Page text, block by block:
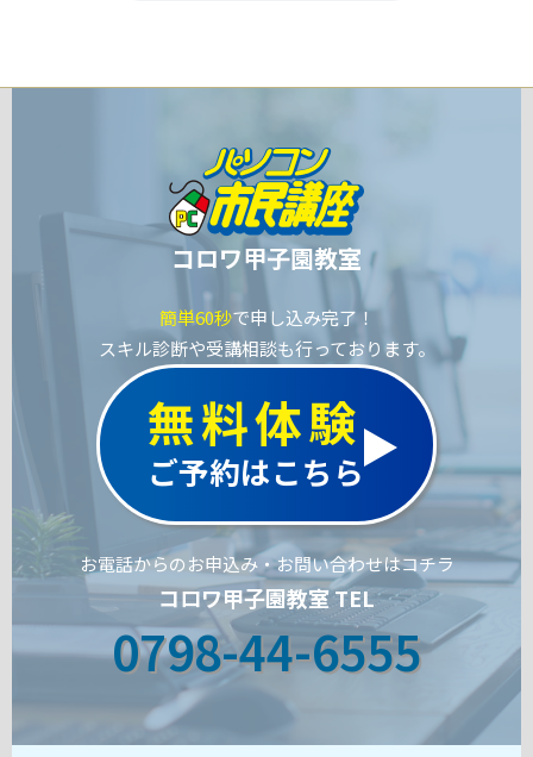
コロワ甲子園教室
簡単60秒で申し込み完了！
スキル診断や受講相談も行っております。
無料体験
ご予約はこちら
お電話からのお申込み・お問い合わせはコチラ
コロワ甲子園教室 TEL
0798-44-6555